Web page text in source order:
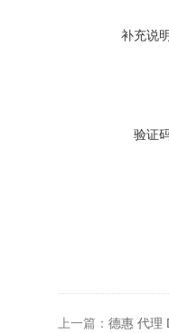
补充说
验证
上一篇： 德惠 代理